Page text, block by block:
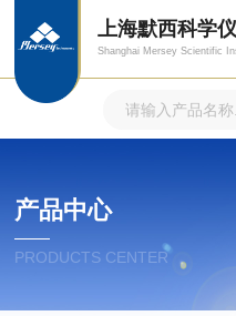
上海默西科学
Shanghai Mersey Scientific
产品中心
PRODUCTS CENTER